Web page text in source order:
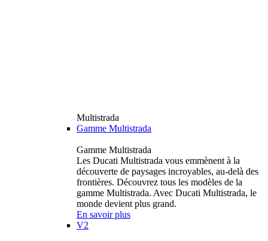
Multistrada
Gamme Multistrada
Gamme Multistrada
Les Ducati Multistrada vous emmènent à la
découverte de paysages incroyables, au-delà des
frontières. Découvrez tous les modèles de la
gamme Multistrada. Avec Ducati Multistrada, le
monde devient plus grand.
En savoir plus
V2